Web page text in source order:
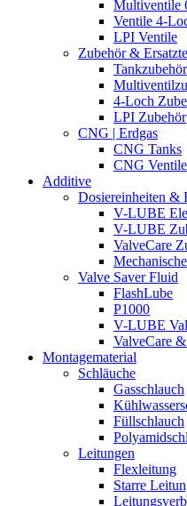
Multiventile
Ventile 4-
LPI Ventile
Zubehör &
Tankzubehör
4-Loch
LPI Zubehör
CNG | Erdgas
CNG Tanks
CNG Ventile
Additive
Dosiereinheiten &
V-LUBE
V-LUBE
ValveCare
Valve Saver Fluid
FlashLube
P1000
V-LUBE
ValveCare
Montagematerial
Schläuche
Gasschlauch
Füllschlauch
Leitungen
Flexleitung
Starre